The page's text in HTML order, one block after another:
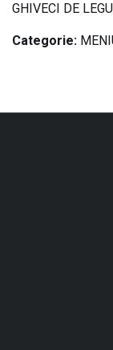
GHIVECI DE
Categorie: